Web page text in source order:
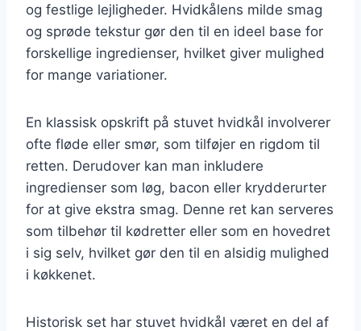
og festlige lejligheder. Hvidkålens milde smag
og sprøde tekstur gør den til en ideel base for
forskellige ingredienser, hvilket giver mulighed
for mange variationer.
En klassisk opskrift på stuvet hvidkål involverer
ofte fløde eller smør, som tilføjer en rigdom til
retten. Derudover kan man inkludere
ingredienser som løg, bacon eller krydderurter
for at give ekstra smag. Denne ret kan serveres
som tilbehør til kødretter eller som en hovedret
i sig selv, hvilket gør den til en alsidig mulighed
i køkkenet.
Historisk set har stuvet hvidkål været en del af